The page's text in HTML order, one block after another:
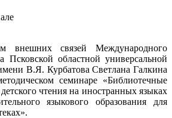
внешних связей Международного
Псковской областной универсальной
В.Я. Курбатова Светлана Галкина
семинаре «Библиотечные
чтения на иностранных языках
языкового образования для